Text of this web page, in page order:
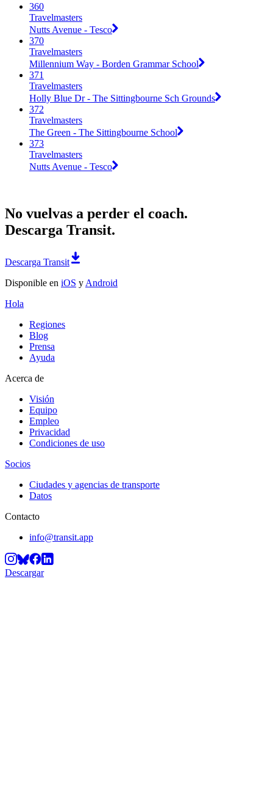
360
Travelmasters
Nutts Avenue - Tesco
370
Travelmasters
Millennium Way - Borden Grammar School
371
Travelmasters
Holly Blue Dr - The Sittingbourne Sch Grounds
372
Travelmasters
The Green - The Sittingbourne School
373
Travelmasters
Nutts Avenue - Tesco
No vuelvas a perder el coach.
Descarga Transit.
Descarga Transit
Disponible en iOS y Android
Hola
Regiones
Blog
Prensa
Ayuda
Acerca de
Visión
Equipo
Empleo
Privacidad
Condiciones de uso
Socios
Ciudades y agencias de transporte
Datos
Contacto
info@transit.app
Descargar